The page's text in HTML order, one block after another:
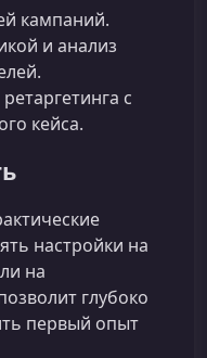
кампаний.
и анализ
с
кейса.
настройки на
на
глубоко
первый опыт